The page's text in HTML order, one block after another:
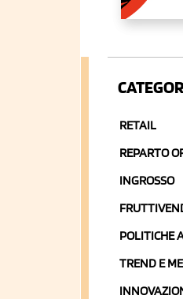
RETAIL
REPARTO
INGROSSO
POLITICHE
TREND E